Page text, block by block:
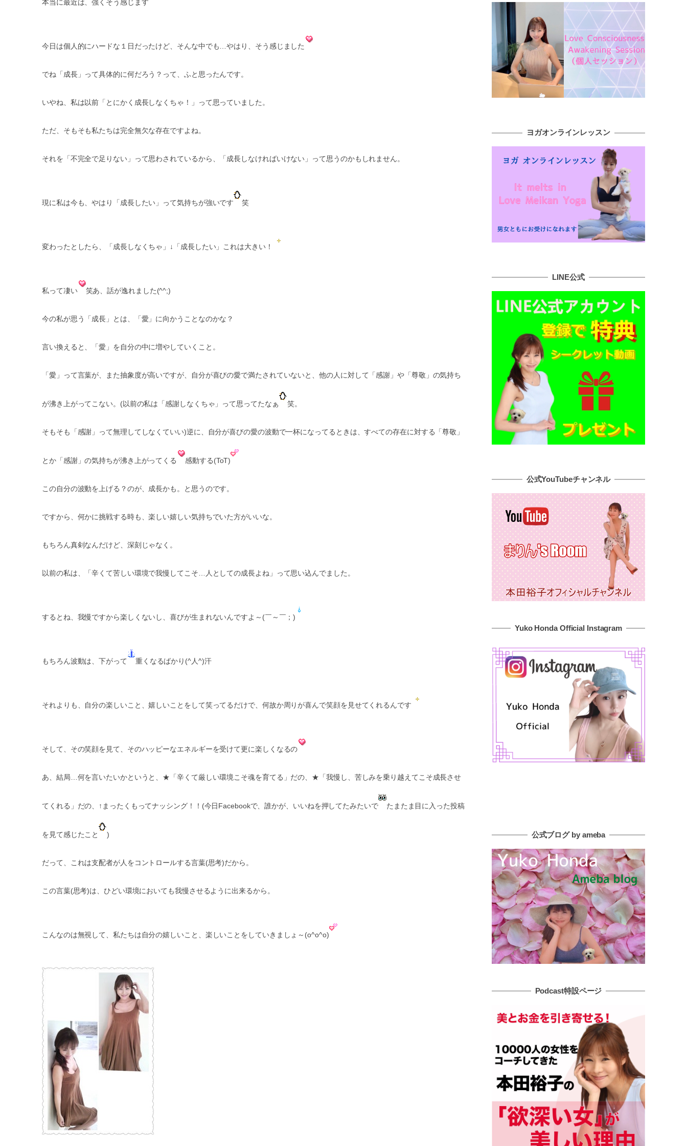
本当に最近は、強くそう感じます
今日は個人的にハードな１日だったけど、そんな中でも…やはり、そう感じました
でね「成長」って具体的に何だろう？って、ふと思ったんです。
いやね、私は以前「とにかく成長しなくちゃ！」って思っていました。
ただ、そもそも私たちは完全無欠な存在ですよね。
それを「不完全で足りない」って思わされているから、「成長しなければいけない」って思うのかもしれません。
現に私は今も、やはり「成長したい」って気持ちが強いです 笑
変わったとしたら、「成長しなくちゃ」↓「成長したい」これは大きい！
私って凄い 笑あ、話が逸れました(^^;)
今の私が思う「成長」とは、「愛」に向かうことなのかな？
言い換えると、「愛」を自分の中に増やしていくこと。
「愛」って言葉が、また抽象度が高いですが、自分が喜びの愛で満たされていないと、他の人に対して「感謝」や「尊敬」の気持ち
が沸き上がってこない。(以前の私は「感謝しなくちゃ」って思ってたなぁ 笑。
そもそも「感謝」って無理してしなくていい)逆に、自分が喜びの愛の波動で一杯になってるときは、すべての存在に対する「尊敬」
とか「感謝」の気持ちが沸き上がってくる 感動する(ToT)
この自分の波動を上げる？のが、成長かも。と思うのです。
ですから、何かに挑戦する時も、楽しい嬉しい気持ちでいた方がいいな。
もちろん真剣なんだけど、深刻じゃなく。
以前の私は、「辛くて苦しい環境で我慢してこそ…人としての成長よね」って思い込んでました。
するとね、我慢ですから楽しくないし、喜びが生まれないんですよ～(￣～￣；)
もちろん波動は、下がって 重くなるばかり(^人^)汗
それよりも、自分の楽しいこと、嬉しいことをして笑ってるだけで、何故か周りが喜んで笑顔を見せてくれるんです
そして、その笑顔を見て、そのハッピーなエネルギーを受けて更に楽しくなるの
あ、結局…何を言いたいかというと、★「辛くて厳しい環境こそ魂を育てる」だの、★「我慢し、苦しみを乗り越えてこそ成長させ
てくれる」だの、↑まったくもってナッシング！！(今日Facebookで、誰かが、いいねを押してたみたいで たまたま目に入った投稿
を見て感じたこと )
だって、これは支配者が人をコントロールする言葉(思考)だから。
この言葉(思考)は、ひどい環境においても我慢させるように出来るから。
こんなのは無視して、私たちは自分の嬉しいこと、楽しいことをしていきましょ～(o^o^o)
ヨガオンラインレッスン
LINE公式
公式YouTubeチャンネル
Yuko Honda Official Instagram
公式ブログ by ameba
Podcast特設ページ